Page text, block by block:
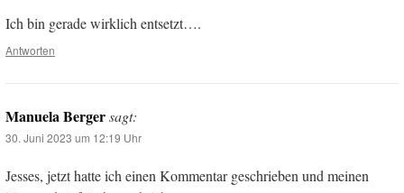
Ich bin gerade wirklich entsetzt….
Antworten
Manuela Bergersagt:
30. Juni 2023 um 12:19 Uhr
Jesses, jetzt hatte ich einen Kommentar geschrieben und meinen